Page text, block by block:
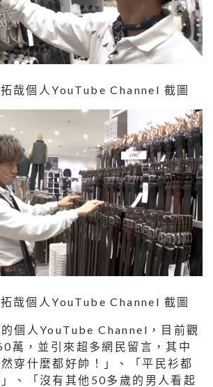
哉個人YouTube Channel 截圖
哉個人YouTube Channel 截圖
個人YouTube Channel，目前觀
萬，並引來超多網民留言，其中
穿什麼都好帥！」、「平民衫都
、「沒有其他50多歲的男人看起